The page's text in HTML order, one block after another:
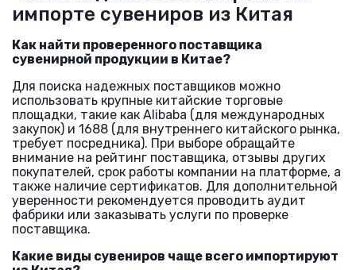
импорте сувениров из Китая
Как найти проверенного поставщика
сувенирной продукции в Китае?
Для поиска надежных поставщиков можно
использовать крупные китайские торговые
площадки, такие как Alibaba (для международных
закупок) и 1688 (для внутреннего китайского рынка,
требует посредника). При выборе обращайте
внимание на рейтинг поставщика, отзывы других
покупателей, срок работы компании на платформе, а
также наличие сертификатов. Для дополнительной
уверенности рекомендуется проводить аудит
фабрики или заказывать услуги по проверке
поставщика.
Какие виды сувениров чаще всего импортируют